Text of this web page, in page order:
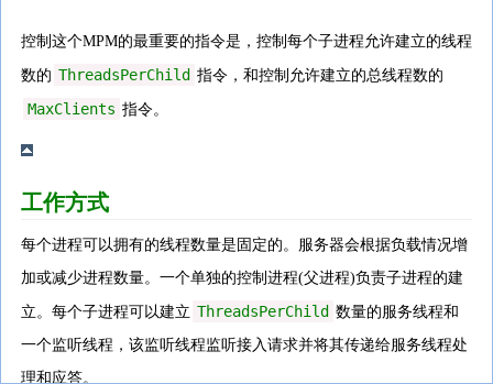
控制这个MPM的最重要的指令是，控制每个子进程允许建立的线程
数的 ThreadsPerChild 指令，和控制允许建立的总线程数的
MaxClients 指令。
工作方式
每个进程可以拥有的线程数量是固定的。服务器会根据负载情况增
加或减少进程数量。一个单独的控制进程(父进程)负责子进程的建
立。每个子进程可以建立 ThreadsPerChild 数量的服务线程和
一个监听线程，该监听线程监听接入请求并将其传递给服务线程处
理和应答。